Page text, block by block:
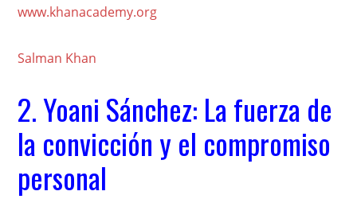
www.khanacademy.org
Salman Khan
2. Yoani Sánchez: La fuerza de
la convicción y el compromiso
personal